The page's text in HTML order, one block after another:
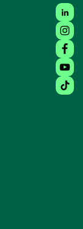
nouvelle
nouvelle
fenêtre)